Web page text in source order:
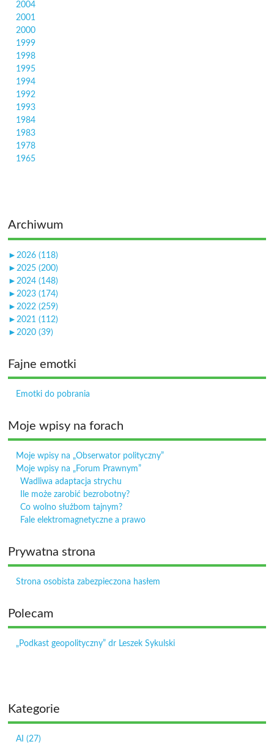
2004
2001
2000
1999
1998
1995
1994
1992
1993
1984
1983
1978
1965
Archiwum
►2026 (118)
►2025 (200)
►2024 (148)
►2023 (174)
►2022 (259)
►2021 (112)
►2020 (39)
Fajne emotki
Emotki do pobrania
Moje wpisy na forach
Moje wpisy na „Obserwator polityczny”
Moje wpisy na „Forum Prawnym”
Wadliwa adaptacja strychu
Ile może zarobić bezrobotny?
Co wolno służbom tajnym?
Fale elektromagnetyczne a prawo
Prywatna strona
Strona osobista zabezpieczona hasłem
Polecam
„Podkast geopolityczny” dr Leszek Sykulski
Kategorie
AI (27)